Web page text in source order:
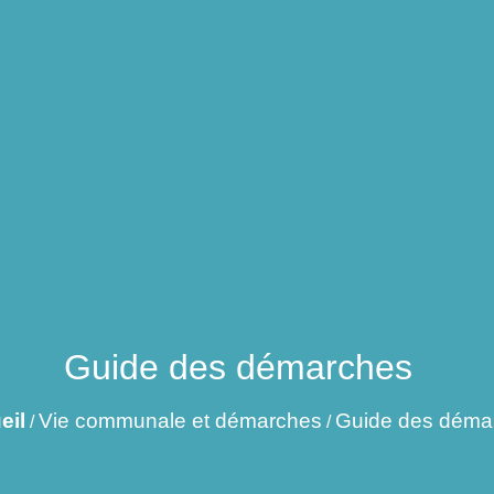
Guide des démarches
/Vie communale et démarches / Guide des